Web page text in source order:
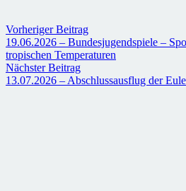
Vorheriger Beitrag
19.06.2026 – Bundesjugendspiele –
tropischen Temperaturen
Nächster Beitrag
13.07.2026 – Abschlussausflug der